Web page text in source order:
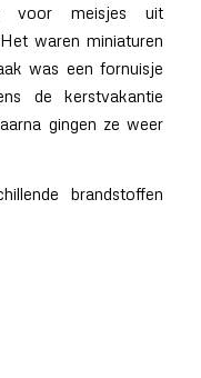
voor meisjes uit
waren miniaturen
was een fornuisje
de kerstvakantie
gingen ze weer
brandstoffen